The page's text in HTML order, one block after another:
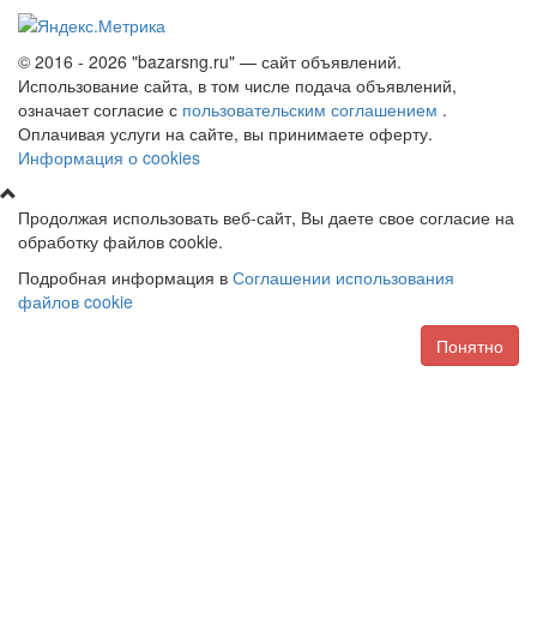
© 2016 - 2026 "bazarsng.ru" — сайт объявлений.
Использование сайта, в том числе подача объявлений,
означает согласие с пользовательским соглашением .
Оплачивая услуги на сайте, вы принимаете оферту.
Информация о cookies
Продолжая использовать веб-сайт, Вы даете свое согласие на
обработку файлов cookie.
Подробная информация в Соглашении использования
файлов cookie
Понятно